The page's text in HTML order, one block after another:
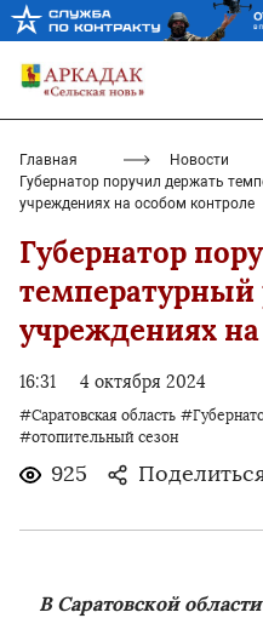
Главная
Новости
Губернатор поручил держать
учреждениях на особом контроле
Губернатор
учреждениях
16:31 4 октября 2024
#Саратовская область
#отопительный сезон
925
В Саратовской